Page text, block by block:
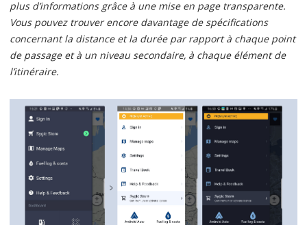
plus d’informations grâce à une mise en page transparente.
Vous pouvez trouver encore davantage de spécifications
concernant la distance et la durée par rapport à chaque point
de passage et à un niveau secondaire, à chaque élément de
l’itinéraire.